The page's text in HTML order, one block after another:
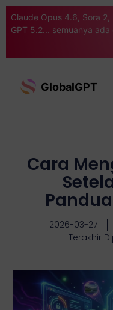
Claude Opus 4.6, Sora 2,
GPT 5.2... semuanya ada
GlobalGPT
Cara
2026-03-27
Terakhir